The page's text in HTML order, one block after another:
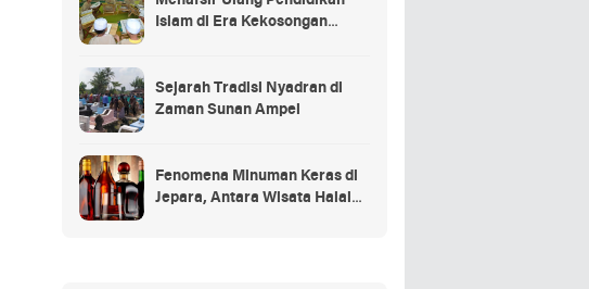
Islam di Era Kekosongan
Sejarah Tradisi Nyadran di
Zaman Sunan Ampel
Fenomena Minuman Keras di
Jepara, Antara Wisata Halal